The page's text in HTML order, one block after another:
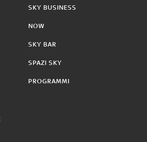
SKY BUSINESS
NOW
SKY BAR
SPAZI SKY
PROGRAMMI